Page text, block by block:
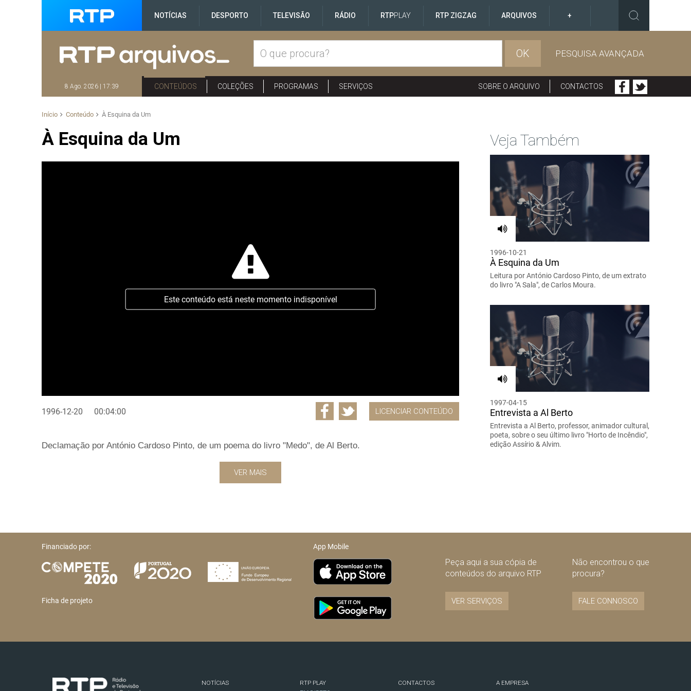
NOTÍCIAS DESPORTO TELEVISÃO RÁDIO RTPPLAY RTP ZIGZAG ARQUIVOS +
OK PESQUISA AVANÇADA
8 Ago. 2026 | 17:39 CONTEÚDOS COLEÇÕES PROGRAMAS SERVIÇOS SOBRE O ARQUIVO CONTACTOS
Início Conteúdo À Esquina da Um
À Esquina da Um
Este conteúdo está neste momento indisponível
1996-12-20 00:04:00 LICENCIAR CONTEÚDO
Declamação por António Cardoso Pinto, de um poema do livro "Medo", de Al Berto.
VER MAIS
Veja Também
1996-10-21
À Esquina da Um
Leitura por António Cardoso Pinto, de um extrato
do livro "A Sala", de Carlos Moura.
1997-04-15
Entrevista a Al Berto
Entrevista a Al Berto, professor, animador cultural,
poeta, sobre o seu último livro "Horto de Incêndio",
edição Assírio & Alvim.
Financiado por:
Ficha de projeto
App Mobile
Peça aqui a sua cópia de
conteúdos do arquivo RTP
VER SERVIÇOS
Não encontrou o que
procura?
FALE CONNOSCO
NOTÍCIAS
RTP PLAY
CONTACTOS
A EMPRESA